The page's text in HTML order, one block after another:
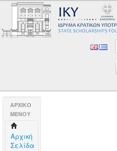
AΡΧΙΚΟ
ΜΕΝΟΥ
Aρχική
Σελίδα